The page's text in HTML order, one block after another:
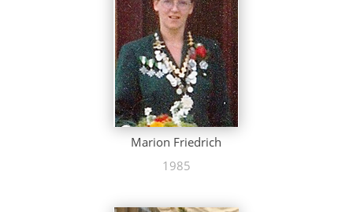
Marion Friedrich
1985